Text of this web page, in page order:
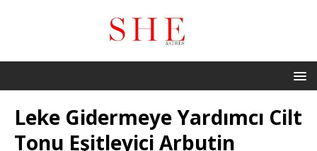
Leke Gidermeye Yardımcı Cilt
Tonu Eşitleyici Arbutin